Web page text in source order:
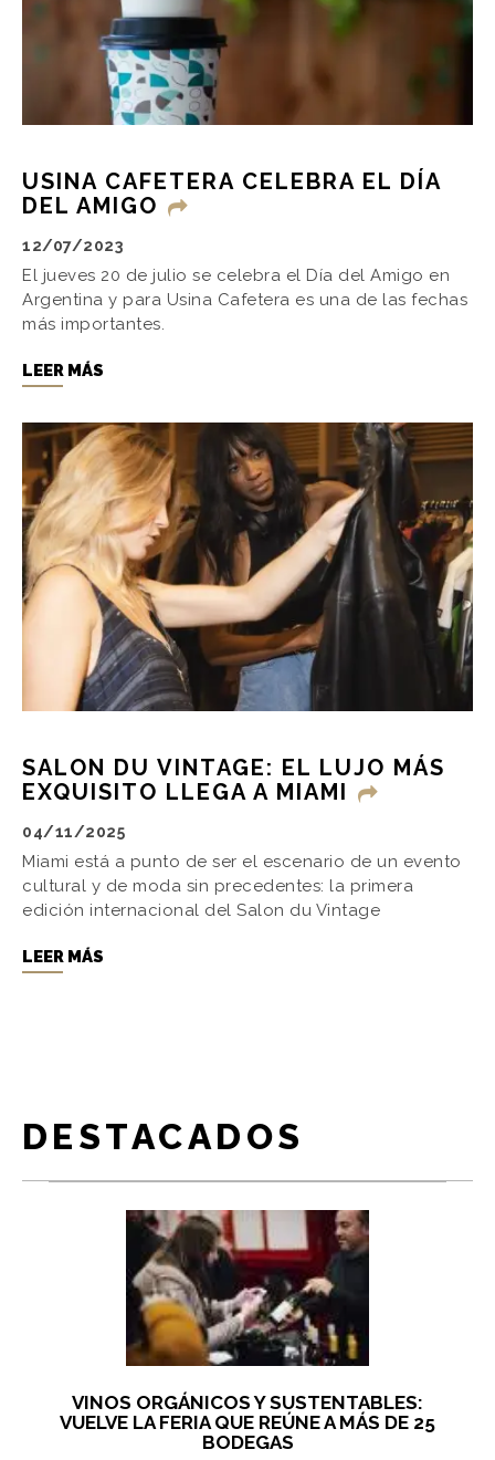
USINA CAFETERA CELEBRA EL DÍA
DEL AMIGO
12/07/2023
El jueves 20 de julio se celebra el Día del Amigo en
Argentina y para Usina Cafetera es una de las fechas
más importantes.
LEER MÁS
SALON DU VINTAGE: EL LUJO MÁS
EXQUISITO LLEGA A MIAMI
04/11/2025
Miami está a punto de ser el escenario de un evento
cultural y de moda sin precedentes: la primera
edición internacional del Salon du Vintage
LEER MÁS
DESTACADOS
VINOS ORGÁNICOS Y SUSTENTABLES:
VUELVE LA FERIA QUE REÚNE A MÁS DE 25
BODEGAS